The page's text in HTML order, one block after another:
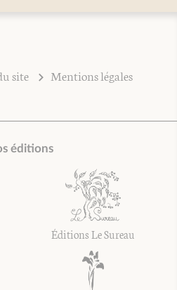
site
Mentions légales
éditions
Éditions Le Sureau